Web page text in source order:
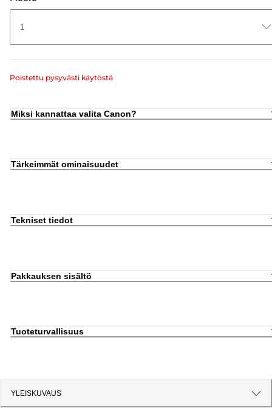
1
Poistettu pysyvästi käytöstä
Miksi kannattaa valita Canon?
Tärkeimmät ominaisuudet
Tekniset tiedot
Pakkauksen sisältö
Tuoteturvallisuus
YLEISKUVAUS